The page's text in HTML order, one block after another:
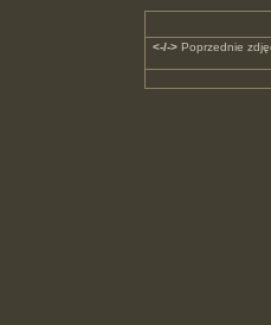
<-/->Poprzednie